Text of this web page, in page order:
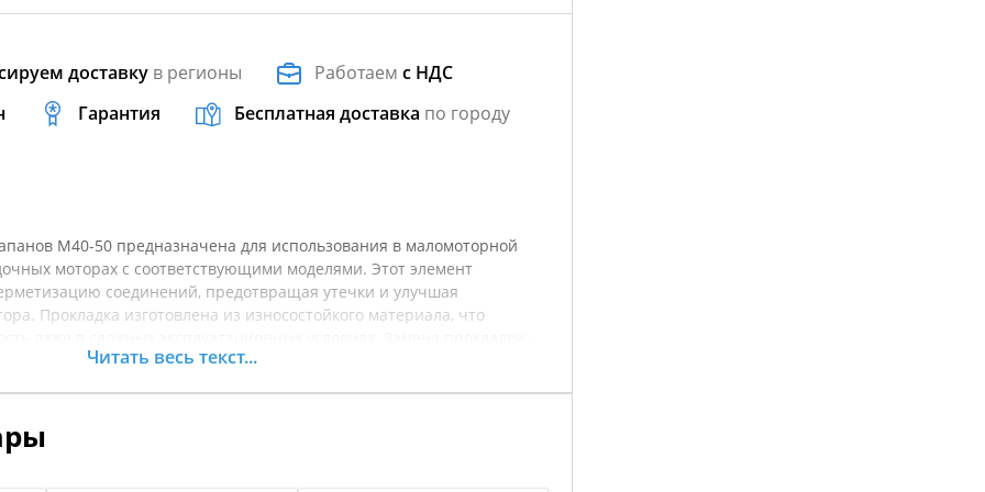
доставку в регионы Работаемс НДС
Гарантия Бесплатная доставка по городу
M40-50 предназначена для использования в маломоторной
моторах с соответствующими моделями. Этот элемент
соединений, предотвращая утечки и улучшая
Прокладка изготовлена из износостойкого материала, что
работоспособности мотора. Наличие качественной
или поврежденной прокладкой. Перед покупкой рекомендуется
Читать весь текст...